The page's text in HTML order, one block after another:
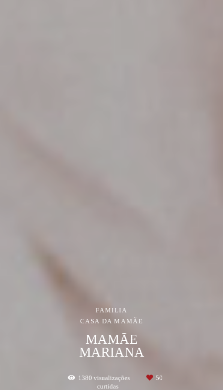
FAMILIA
CASA DA MAMÃE
MAMÃE
MARIANA
1380 visualizações
50
curtidas